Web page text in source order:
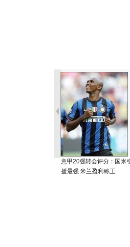
意甲20强转会评分：国米引
援最强 米兰盈利称王